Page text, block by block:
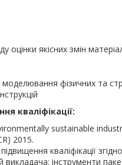
оцінки якісних змін
фізичних та
кваліфікації:
sustainable
2015.
кваліфікації
інструменти